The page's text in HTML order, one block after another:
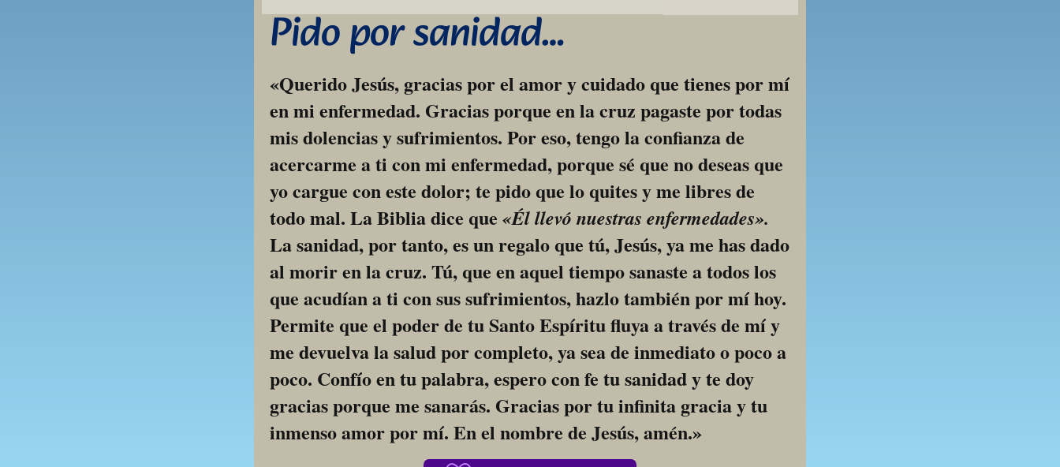
Pido por sanidad…
«Querido Jesús, gracias por el amor y cuidado que tienes por mí
en mi enfermedad. Gracias porque en la cruz pagaste por todas
mis dolencias y sufrimientos. Por eso, tengo la confianza de
acercarme a ti con mi enfermedad, porque sé que no deseas que
yo cargue con este dolor; te pido que lo quites y me libres de
todo mal. La Biblia dice que «Él llevó nuestras enfermedades».
La sanidad, por tanto, es un regalo que tú, Jesús, ya me has dado
al morir en la cruz. Tú, que en aquel tiempo sanaste a todos los
que acudían a ti con sus sufrimientos, hazlo también por mí hoy.
Permite que el poder de tu Santo Espíritu fluya a través de mí y
me devuelva la salud por completo, ya sea de inmediato o poco a
poco. Confío en tu palabra, espero con fe tu sanidad y te doy
gracias porque me sanarás. Gracias por tu infinita gracia y tu
inmenso amor por mí. En el nombre de Jesús, amén.»